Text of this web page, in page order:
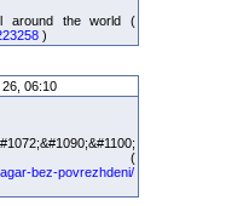
around the world (
)
06:10
(
bez-povrezhdeni/